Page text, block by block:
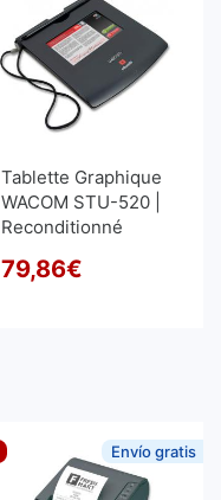
Tablette Graphique
WACOM STU-520 |
Reconditionné
79,86€
Envío gratis